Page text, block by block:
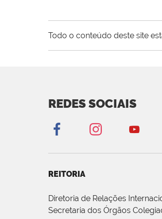
Todo o conteúdo deste site
REDES SOCIAIS
REITORIA
Diretoria de Relações
Secretaria dos Órgãos